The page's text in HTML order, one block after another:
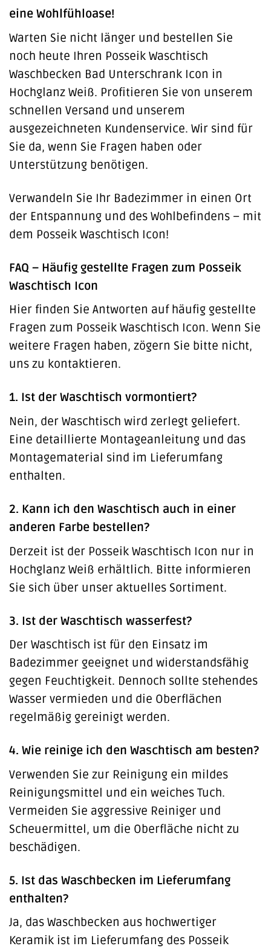
eine Wohlfühloase!
Warten Sie nicht länger und bestellen Sie
noch heute Ihren Posseik Waschtisch
Waschbecken Bad Unterschrank Icon in
Hochglanz Weiß. Profitieren Sie von unserem
schnellen Versand und unserem
ausgezeichneten Kundenservice. Wir sind für
Sie da, wenn Sie Fragen haben oder
Unterstützung benötigen.
Verwandeln Sie Ihr Badezimmer in einen Ort
der Entspannung und des Wohlbefindens – mit
dem Posseik Waschtisch Icon!
FAQ – Häufig gestellte Fragen zum Posseik
Waschtisch Icon
Hier finden Sie Antworten auf häufig gestellte
Fragen zum Posseik Waschtisch Icon. Wenn Sie
weitere Fragen haben, zögern Sie bitte nicht,
uns zu kontaktieren.
1. Ist der Waschtisch vormontiert?
Nein, der Waschtisch wird zerlegt geliefert.
Eine detaillierte Montageanleitung und das
Montagematerial sind im Lieferumfang
enthalten.
2. Kann ich den Waschtisch auch in einer
anderen Farbe bestellen?
Derzeit ist der Posseik Waschtisch Icon nur in
Hochglanz Weiß erhältlich. Bitte informieren
Sie sich über unser aktuelles Sortiment.
3. Ist der Waschtisch wasserfest?
Der Waschtisch ist für den Einsatz im
Badezimmer geeignet und widerstandsfähig
gegen Feuchtigkeit. Dennoch sollte stehendes
Wasser vermieden und die Oberflächen
regelmäßig gereinigt werden.
4. Wie reinige ich den Waschtisch am besten?
Verwenden Sie zur Reinigung ein mildes
Reinigungsmittel und ein weiches Tuch.
Vermeiden Sie aggressive Reiniger und
Scheuermittel, um die Oberfläche nicht zu
beschädigen.
5. Ist das Waschbecken im Lieferumfang
enthalten?
Ja, das Waschbecken aus hochwertiger
Keramik ist im Lieferumfang des Posseik